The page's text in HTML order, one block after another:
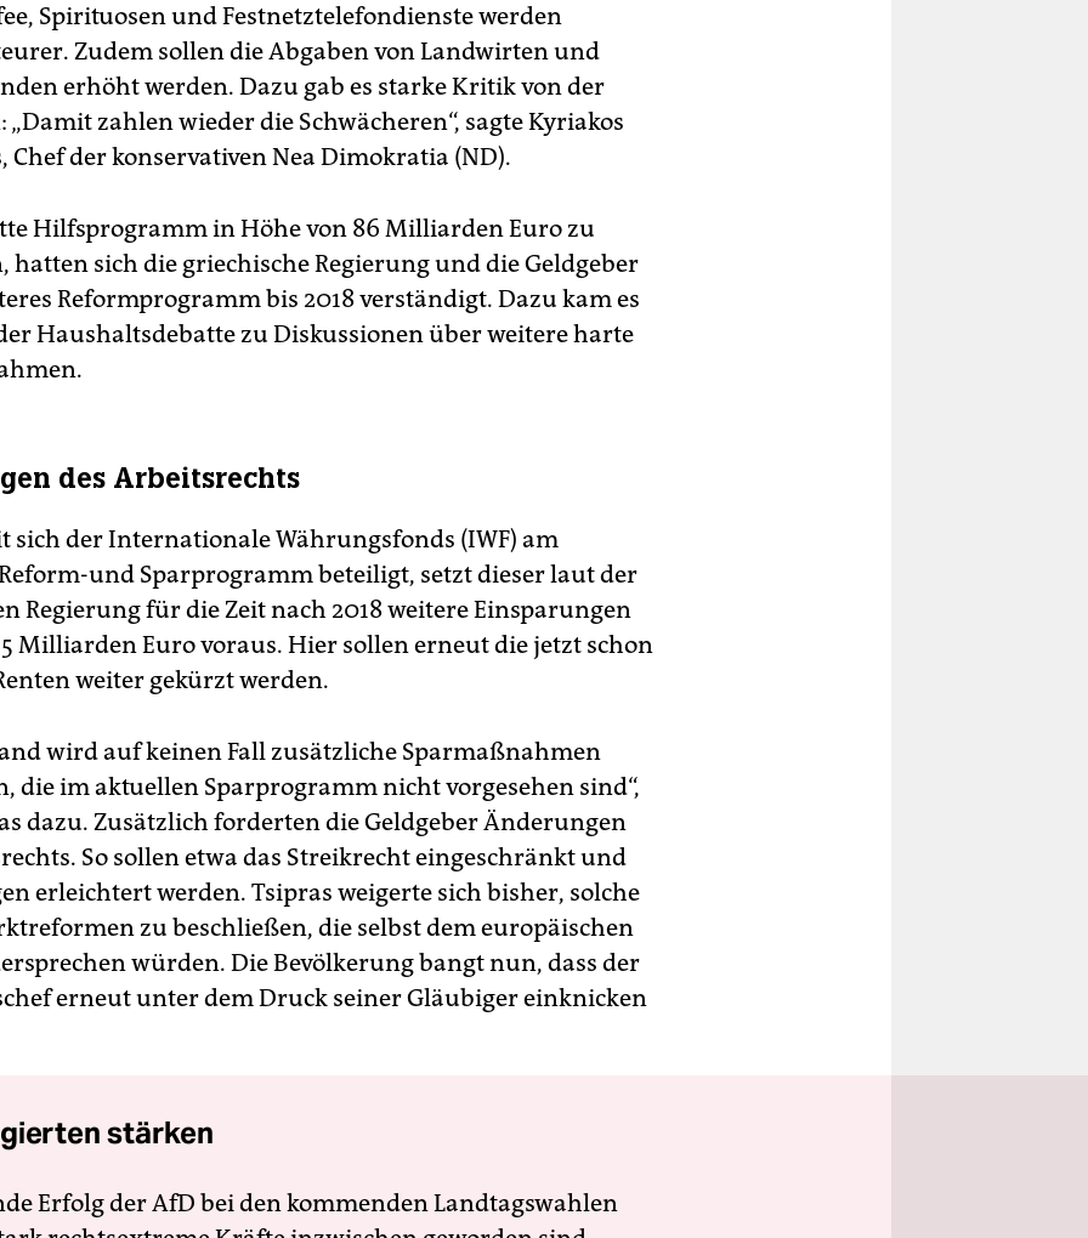
Spirituosen und Festnetztelefondienste werden
Zudem sollen die Abgaben von Landwirten und
erhöht werden. Dazu gab es starke Kritik von der
zahlen wieder die Schwächeren“, sagte Kyriakos
Chef der konservativen Nea Dimokratia (ND).
Hilfsprogramm in Höhe von 86 Milliarden Euro zu
hatten sich die griechische Regierung und die Geldgeber
Reformprogramm bis 2018 verständigt. Dazu kam es
Haushaltsdebatte zu Diskussionen über weitere harte
des Arbeitsrechts
sich der Internationale Währungsfonds (IWF) am
und Sparprogramm beteiligt, setzt dieser laut der
Regierung für die Zeit nach 2018 weitere Einsparungen
Milliarden Euro voraus. Hier sollen erneut die jetzt schon
weiter gekürzt werden.
wird auf keinen Fall zusätzliche Sparmaßnahmen
die im aktuellen Sparprogramm nicht vorgesehen sind“,
dazu. Zusätzlich forderten die Geldgeber Änderungen
So sollen etwa das Streikrecht eingeschränkt und
erleichtert werden. Tsipras weigerte sich bisher, solche
zu beschließen, die selbst dem europäischen
würden. Die Bevölkerung bangt nun, dass der
erneut unter dem Druck seiner Gläubiger einknicken
stärken
Erfolg der AfD bei den kommenden Landtagswahlen